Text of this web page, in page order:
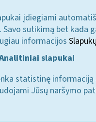
įdiegiami
sutikimą bet kada
informacijos
slapukai
statistinę
Jūsų naršymo